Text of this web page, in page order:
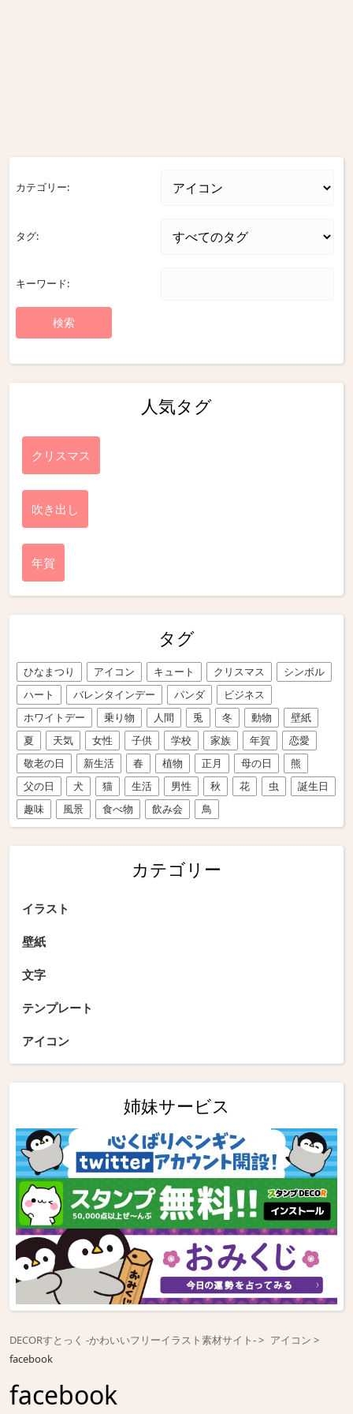
カテゴリー:
タグ:
キーワード:
人気タグ
クリスマス
吹き出し
年賀
タグ
ひなまつり アイコン キュート クリスマス
シンボル
ハート
バレンタインデー パンダ
ビジネス
ホワイトデー
乗り物 人間 兎 冬 動物
壁紙
夏
天気 女性 子供 学校 家族 年賀
恋愛
敬老の日
新生活 春 植物 正月 母の日
熊
父の日
犬 猫 生活 男性 秋 花 虫
誕生日
趣味
風景 食べ物 飲み会 鳥
カテゴリー
イラスト
壁紙
文字
テンプレート
アイコン
姉妹サービス
DECORすとっく -かわいいフリーイラスト素材サイト-
アイコン
facebook
facebook